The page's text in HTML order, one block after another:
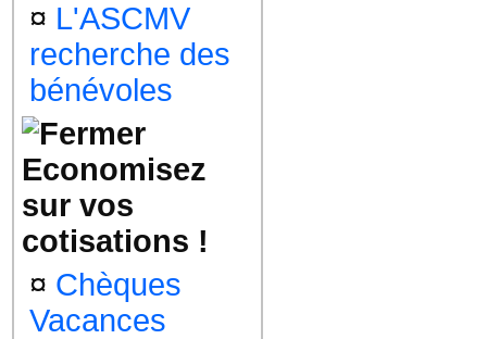
¤ L'ASCMV
recherche des
bénévoles
Economisez
sur vos
cotisations !
¤ Chèques
Vacances